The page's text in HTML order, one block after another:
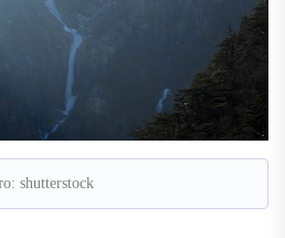
shutterstock